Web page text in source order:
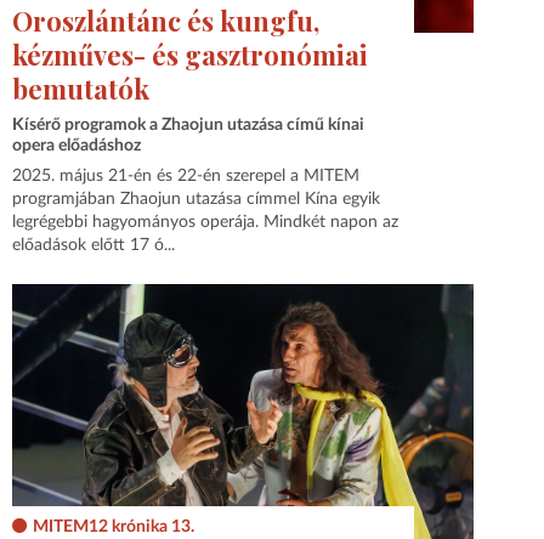
Oroszlántánc és kungfu,
kézműves- és gasztronómiai
bemutatók
Kísérő programok a Zhaojun utazása című kínai
opera előadáshoz
2025. május 21-én és 22-én szerepel a MITEM
programjában Zhaojun utazása címmel Kína egyik
legrégebbi hagyományos operája. Mindkét napon az
előadások előtt 17 ó...
MITEM12 krónika 13.